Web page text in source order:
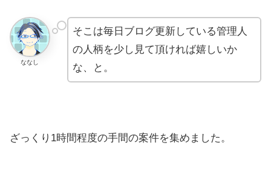
ななし
そこは毎日ブログ更新している管理人
の人柄を少し見て頂ければ嬉しいか
な、と。
ざっくり1時間程度の手間の案件を集めました。